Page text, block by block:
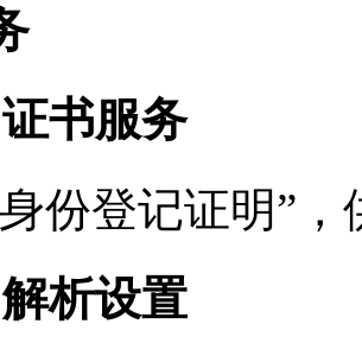
书服务
份登记证明”
析设置